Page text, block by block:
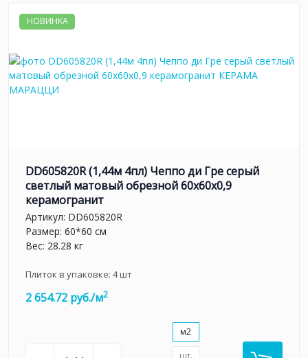
НОВИНКА
DD605820R (1,44м 4пл) Чеппо ди Гре серый
светлый матовый обрезной 60x60x0,9
керамогранит
Артикул: DD605820R
Размер: 60*60 см
Вес: 28.28 кг
Плиток в упаковке: 4шт
2 654.72 руб./м2
м2